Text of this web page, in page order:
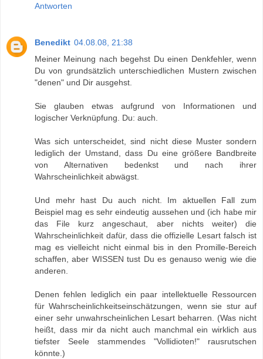
Antworten
Benedikt 04.08.08, 21:38
Meiner Meinung nach begehst Du einen Denkfehler, wenn
Du von grundsätzlich unterschiedlichen Mustern zwischen
"denen" und Dir ausgehst.
Sie glauben etwas aufgrund von Informationen und
logischer Verknüpfung. Du: auch.
Was sich unterscheidet, sind nicht diese Muster sondern
lediglich der Umstand, dass Du eine größere Bandbreite
von Alternativen bedenkst und nach ihrer
Wahrscheinlichkeit abwägst.
Und mehr hast Du auch nicht. Im aktuellen Fall zum
Beispiel mag es sehr eindeutig aussehen und (ich habe mir
das File kurz angeschaut, aber nichts weiter) die
Wahrscheinlichkeit dafür, dass die offizielle Lesart falsch ist
mag es vielleicht nicht einmal bis in den Promille-Bereich
schaffen, aber WISSEN tust Du es genauso wenig wie die
anderen.
Denen fehlen lediglich ein paar intellektuelle Ressourcen
für Wahrscheinlichkeitseinschätzungen, wenn sie stur auf
einer sehr unwahrscheinlichen Lesart beharren. (Was nicht
heißt, dass mir da nicht auch manchmal ein wirklich aus
tiefster Seele stammendes "Vollidioten!" rausrutschen
könnte.)